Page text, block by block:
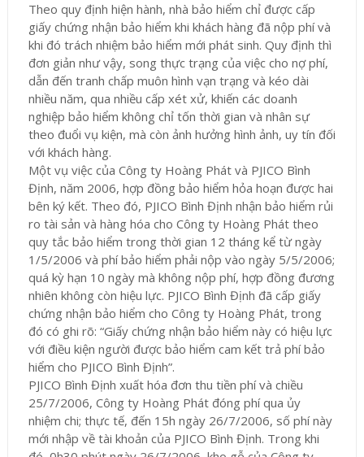
Theo quy định hiện hành, nhà bảo hiểm chỉ được cấp
giấy chứng nhận bảo hiểm khi khách hàng đã nộp phí và
khi đó trách nhiệm bảo hiểm mới phát sinh. Quy định thì
đơn giản như vậy, song thực trạng của việc cho nợ phí,
dẫn đến tranh chấp muôn hình vạn trạng và kéo dài
nhiều năm, qua nhiều cấp xét xử, khiến các doanh
nghiệp bảo hiểm không chỉ tốn thời gian và nhân sự
theo đuổi vụ kiện, mà còn ảnh hưởng hình ảnh, uy tín đối
với khách hàng.
Một vụ việc của Công ty Hoàng Phát và PJICO Bình
Định, năm 2006, hợp đồng bảo hiểm hỏa hoạn được hai
bên ký kết. Theo đó, PJICO Bình Định nhận bảo hiểm rủi
ro tài sản và hàng hóa cho Công ty Hoàng Phát theo
quy tắc bảo hiểm trong thời gian 12 tháng kể từ ngày
1/5/2006 và phí bảo hiểm phải nộp vào ngày 5/5/2006;
quá kỳ hạn 10 ngày mà không nộp phí, hợp đồng đương
nhiên không còn hiệu lực. PJICO Bình Định đã cấp giấy
chứng nhận bảo hiểm cho Công ty Hoàng Phát, trong
đó có ghi rõ: “Giấy chứng nhận bảo hiểm này có hiệu lực
với điều kiện người được bảo hiểm cam kết trả phí bảo
hiểm cho PJICO Bình Định”.
PJICO Bình Định xuất hóa đơn thu tiền phí và chiều
25/7/2006, Công ty Hoàng Phát đóng phí qua ủy
nhiệm chi; thực tế, đến 15h ngày 26/7/2006, số phí này
mới nhập về tài khoản của PJICO Bình Định. Trong khi